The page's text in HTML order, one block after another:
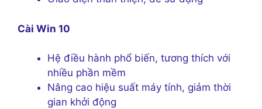
Cài Win 10
Hệ điều hành phổ biến, tương thích với
nhiều phần mềm
Nâng cao hiệu suất máy tính, giảm thời
gian khởi động